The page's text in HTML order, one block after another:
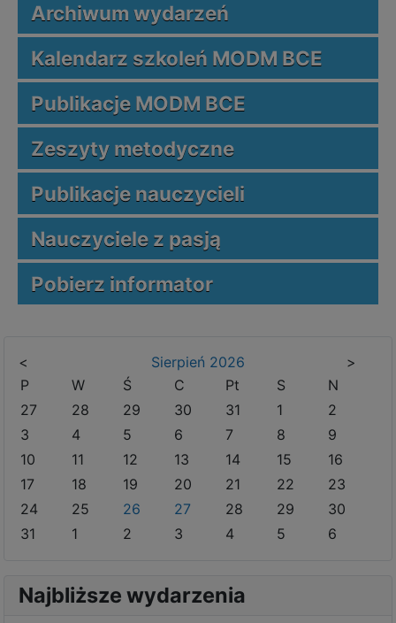
Archiwum wydarzeń
Kalendarz szkoleń MODM BCE
Publikacje MODM BCE
Zeszyty metodyczne
Publikacje nauczycieli
Nauczyciele z pasją
Pobierz informator
< Sierpień 2026
>
P
W Ś C Pt S
N
27
28 29 30 31 1
2
3
4 5 6 7 8
9
10
11 12 13 14 15
16
17
18 19 20 21 22
23
24
25 26 27 28 29
30
31
1 2 3 4 5 6
Najbliższe wydarzenia